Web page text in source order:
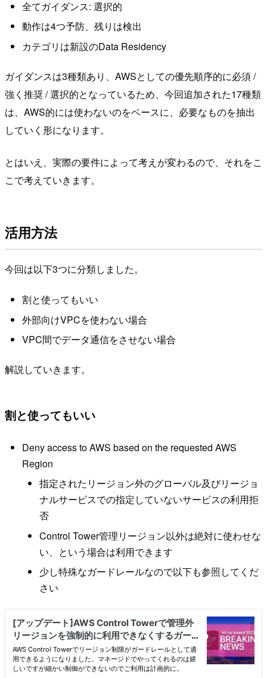
全てガイダンス: 選択的
動作は4つ予防、残りは検出
カテゴリは新設のData Residency
ガイダンスは3種類あり、AWSとしての優先順序的に必須 /
強く推奨 / 選択的となっているため、今回追加された17種類
は、AWS的には使わないのをベースに、必要なものを抽出
していく形になります。
とはいえ、実際の要件によって考えが変わるので、それをこ
こで考えていきます。
活用方法
今回は以下3つに分類しました。
割と使ってもいい
外部向けVPCを使わない場合
VPC間でデータ通信をさせない場合
解説していきます。
割と使ってもいい
Deny access to AWS based on the requested AWS
Region
指定されたリージョン外のグローバル及びリージョ
ナルサービスでの指定していないサービスの利用拒
否
Control Tower管理リージョン以外は絶対に使わせな
い、という場合は利用できます
少し特殊なガードレールなので以下も参照してくだ
さい